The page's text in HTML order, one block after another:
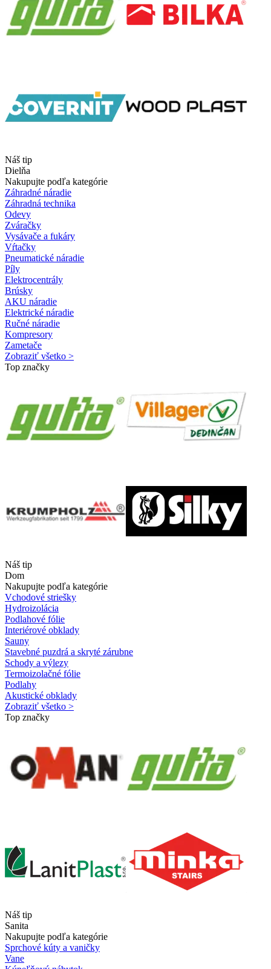
Náš tip
Dielňa
Nakupujte podľa kategórie
Záhradné náradie
Záhradná technika
Odevy
Zváračky
Vysávače a fukáry
Vŕtačky
Pneumatické náradie
Píly
Elektrocentrály
Brúsky
AKU náradie
Elektrické náradie
Ručné náradie
Kompresory
Zametače
Zobraziť všetko >
Top značky
Náš tip
Dom
Nakupujte podľa kategórie
Vchodové striešky
Hydroizolácia
Podlahové fólie
Interiérové obklady
Sauny
Stavebné puzdrá a skryté zárubne
Schody a výlezy
Termoizolačné fólie
Podlahy
Akustické obklady
Zobraziť všetko >
Top značky
Náš tip
Sanita
Nakupujte podľa kategórie
Sprchové kúty a vaničky
Vane